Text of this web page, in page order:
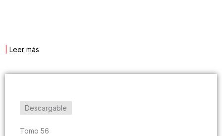
Leer más
Descargable
Tomo 56